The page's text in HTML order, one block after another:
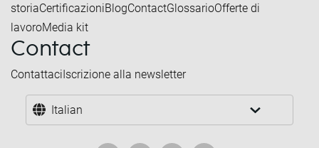
storiaCertificazioniBlogContactGlossarioOfferte di
lavoroMedia kit
Contact
ContattaciIscrizione alla newsletter
Italian